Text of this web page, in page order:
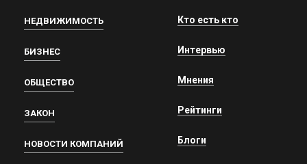
НЕДВИЖИМОСТЬ
БИЗНЕС
ОБЩЕСТВО
ЗАКОН
НОВОСТИ КОМПАНИЙ
Кто есть кто
Интервью
Мнения
Рейтинги
Блоги